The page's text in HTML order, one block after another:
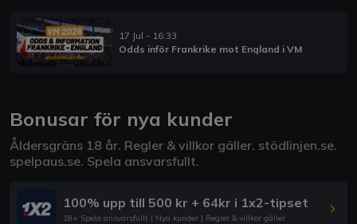
17 Jul - 16:33
Odds inför Frankrike mot England i VM
Bonusar för nya kunder
Åldersgräns 18 år. Regler & villkor gäller. stödlinjen.se.
spelpaus.se. Spela ansvarsfullt.
100% upp till 500 kr + 64kr i 1x2-tipset
18+ Spela ansvarsfullt | Nya kunder | Regler & villkor gäller